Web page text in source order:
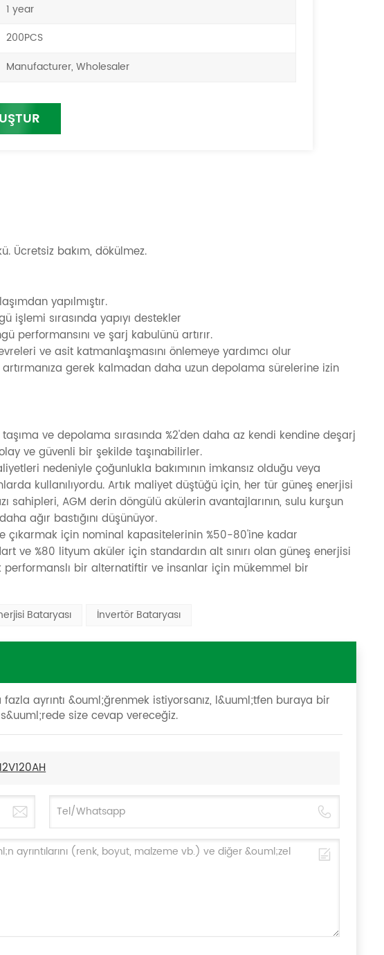
1 year
200PCS
Manufacturer, Wholesaler
Ücretsiz bakım, dökülmez.
yapılmıştır.
işlemi sırasında yapıyı destekler
performansını ve şarj kabulünü artırır.
ve asit katmanlaşmasını önlemeye yardımcı olur
gerek kalmadan daha uzun depolama sürelerine izin
taşıma ve depolama sırasında %2'den daha az kendi kendine deşarj
ve güvenli bir şekilde taşınabilirler.
nedeniyle çoğunlukla bakımının imkansız olduğu veya
kullanılıyordu. Artık maliyet düştüğü için, her tür güneş enerjisi
sahipleri, AGM derin döngülü akülerin avantajlarının, sulu kurşun
ağır bastığını düşünüyor.
çıkarmak için nominal kapasitelerinin %50-80'ine kadar
ve %80 lityum aküler için standardın alt sınırı olan güneş enerjisi
bir alternatiftir ve insanlar için mükemmel bir
Bataryası İnvertör Bataryası
ayrıntı &ouml;ğrenmek istiyorsanız, l&uuml;tfen buraya bir
size cevap vereceğiz.